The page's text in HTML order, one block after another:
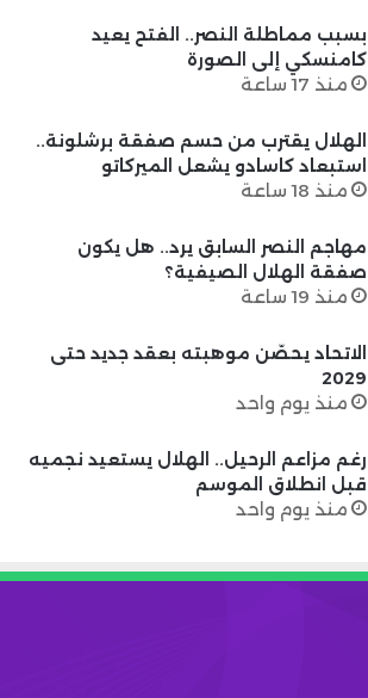
بسبب مماطلة النصر.. الفتح يعيد
كامنسكي إلى الصورة
منذ 17 ساعة
الهلال يقترب من حسم صفقة برشلونة..
استبعاد كاسادو يشعل الميركاتو
منذ 18 ساعة
مهاجم النصر السابق يرد.. هل يكون
صفقة الهلال الصيفية؟
منذ 19 ساعة
الاتحاد يحصّن موهبته بعقد جديد حتى
2029
منذ يوم واحد
رغم مزاعم الرحيل.. الهلال يستعيد نجميه
قبل انطلاق الموسم
منذ يوم واحد